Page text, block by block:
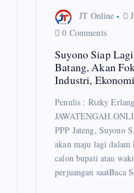
JT Online
0 Comments
Suyono Siap
Batang, Akan
Industri,
Penulis : Rizky
PPP Jateng, Suyono
akan maju lagi dalam
calon bupati atau
perjuangan saatBaca